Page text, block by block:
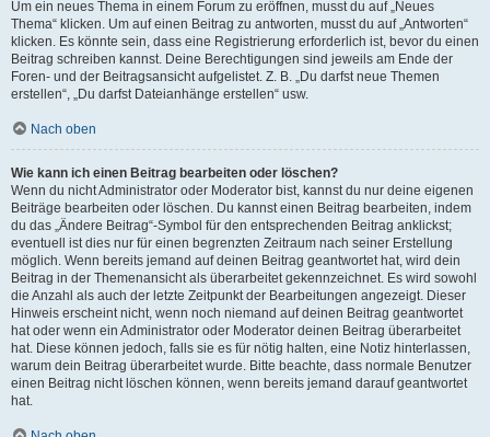
Um ein neues Thema in einem Forum zu eröffnen, musst du auf „Neues
Thema“ klicken. Um auf einen Beitrag zu antworten, musst du auf „Antworten“
klicken. Es könnte sein, dass eine Registrierung erforderlich ist, bevor du einen
Beitrag schreiben kannst. Deine Berechtigungen sind jeweils am Ende der
Foren- und der Beitragsansicht aufgelistet. Z. B. „Du darfst neue Themen
erstellen“, „Du darfst Dateianhänge erstellen“ usw.
Nach oben
Wie kann ich einen Beitrag bearbeiten oder löschen?
Wenn du nicht Administrator oder Moderator bist, kannst du nur deine eigenen
Beiträge bearbeiten oder löschen. Du kannst einen Beitrag bearbeiten, indem
du das „Ändere Beitrag“-Symbol für den entsprechenden Beitrag anklickst;
eventuell ist dies nur für einen begrenzten Zeitraum nach seiner Erstellung
möglich. Wenn bereits jemand auf deinen Beitrag geantwortet hat, wird dein
Beitrag in der Themenansicht als überarbeitet gekennzeichnet. Es wird sowohl
die Anzahl als auch der letzte Zeitpunkt der Bearbeitungen angezeigt. Dieser
Hinweis erscheint nicht, wenn noch niemand auf deinen Beitrag geantwortet
hat oder wenn ein Administrator oder Moderator deinen Beitrag überarbeitet
hat. Diese können jedoch, falls sie es für nötig halten, eine Notiz hinterlassen,
warum dein Beitrag überarbeitet wurde. Bitte beachte, dass normale Benutzer
einen Beitrag nicht löschen können, wenn bereits jemand darauf geantwortet
hat.